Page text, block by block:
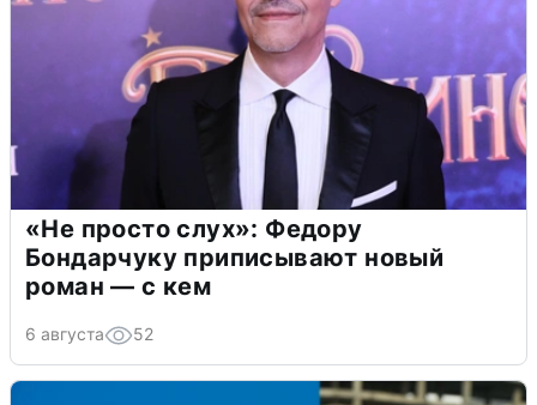
«Не просто слух»: Федору
Бондарчуку приписывают новый
роман — с кем
6 августа 52